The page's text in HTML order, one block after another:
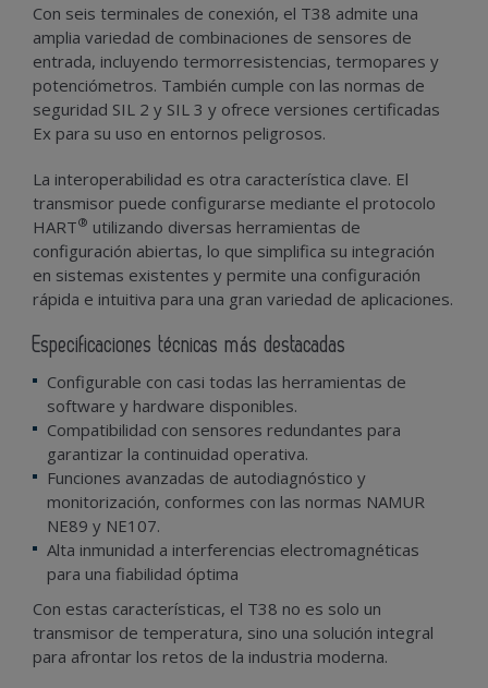
Con seis terminales de conexión, el T38 admite una
amplia variedad de combinaciones de sensores de
entrada, incluyendo termorresistencias, termopares y
potenciómetros. También cumple con las normas de
seguridad SIL 2 y SIL 3 y ofrece versiones certificadas
Ex para su uso en entornos peligrosos.
La interoperabilidad es otra característica clave. El
transmisor puede configurarse mediante el protocolo
HART® utilizando diversas herramientas de
configuración abiertas, lo que simplifica su integración
en sistemas existentes y permite una configuración
rápida e intuitiva para una gran variedad de aplicaciones.
Especificaciones técnicas más destacadas
Configurable con casi todas las herramientas de
software y hardware disponibles.
Compatibilidad con sensores redundantes para
garantizar la continuidad operativa.
Funciones avanzadas de autodiagnóstico y
monitorización, conformes con las normas NAMUR
NE89 y NE107.
Alta inmunidad a interferencias electromagnéticas
para una fiabilidad óptima
Con estas características, el T38 no es solo un
transmisor de temperatura, sino una solución integral
para afrontar los retos de la industria moderna.